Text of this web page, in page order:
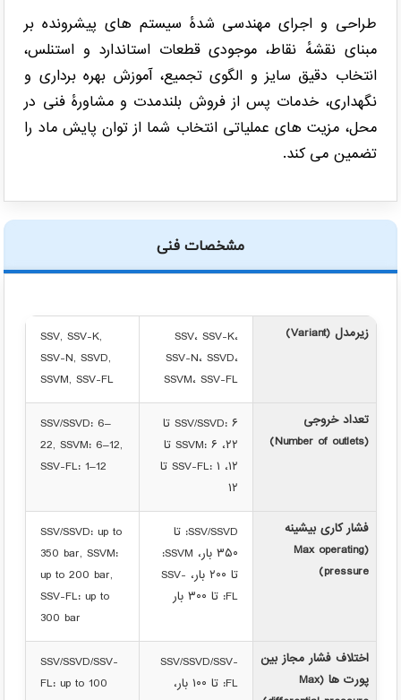
طراحی و اجرای مهندسی شدهٔ سیستم های پیشرونده بر
مبنای نقشهٔ نقاط، موجودی قطعات استاندارد و استنلس،
انتخاب دقیق سایز و الگوی تجمیع، آموزش بهره برداری و
نگهداری، خدمات پس از فروش بلندمدت و مشاورهٔ فنی در
محل، مزیت های عملیاتی انتخاب شما از توان پایش ماد را
تضمین می کند.
مشخصات فنی
زیرمدل (Variant)
SSV، SSV-K،
SSV-N، SSVD،
SSVM، SSV-FL
SSV, SSV-K,
SSV-N, SSVD,
SSVM, SSV-FL
تعداد خروجی
(Number of outlets)
SSV/SSVD: ۶ تا
۲۲، SSVM: ۶ تا
۱۲، SSV-FL: ۱ تا
۱۲
SSV/SSVD: 6–
22, SSVM: 6–12,
SSV-FL: 1–12
فشار کاری بیشینه
(Max operating
pressure)
SSV/SSVD: تا
۳۵۰ بار، SSVM:
تا ۲۰۰ بار، SSV-
FL: تا ۳۰۰ بار
SSV/SSVD: up to
350 bar, SSVM:
up to 200 bar,
SSV-FL: up to
300 bar
اختلاف فشار مجاز بین
پورت ها (Max
SSV/SSVD/SSV-
FL: تا ۱۰۰ بار،
SSV/SSVD/SSV-
FL: up to 100